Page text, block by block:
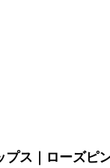
ス｜ローズピ